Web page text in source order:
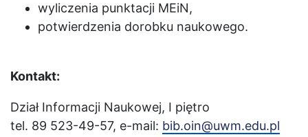
wyliczenia punktacji MEiN,
potwierdzenia dorobku naukowego.
Kontakt:
Dział Informacji Naukowej, I piętro
tel. 89 523-49-57, e-mail: bib.oin@uwm.edu.pl